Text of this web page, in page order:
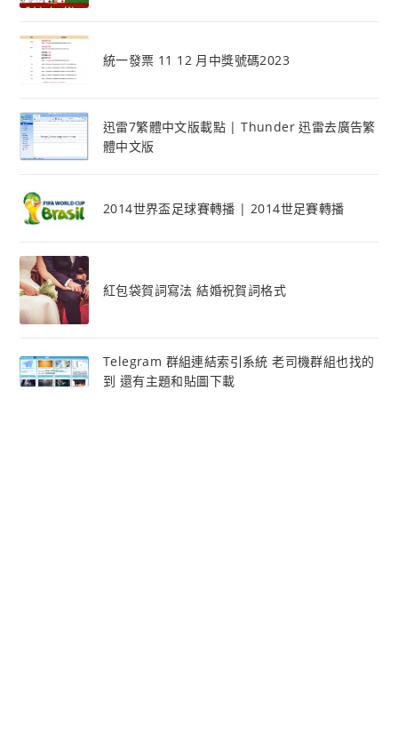
統一發票 11 12 月中獎號碼2023
迅雷7繁體中文版載點 | Thunder 迅雷去廣告繁
體中文版
2014世界盃足球賽轉播 | 2014世足賽轉播
紅包袋賀詞寫法 結婚祝賀詞格式
Telegram 群組連結索引系統 老司機群組也找的
到 還有主題和貼圖下載